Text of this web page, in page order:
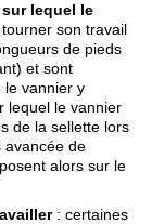
lequel le
tourner son travail
de pieds
et sont
le vannier y
lequel le vannier
de la sellette lors
avancée de
alors sur le
: certaines